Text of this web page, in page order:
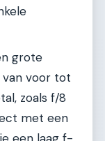
grote
voor tot
zoals f/8
met een